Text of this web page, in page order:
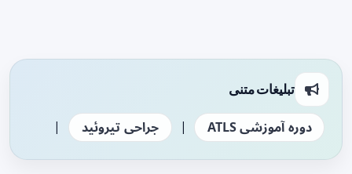
تبلیغات متنی
دوره آموزشی ATLS | جراحی تیروئید |